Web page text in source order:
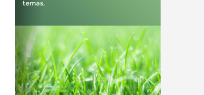
temas.